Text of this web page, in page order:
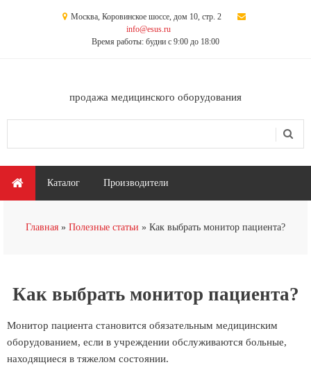
Москва, Коровинское шоссе, дом 10, стр. 2
info@esus.ru
Время работы: будни с 9:00 до 18:00
продажа медицинского оборудования
Главное меню
Каталог Производители
Главная Полезные статьи Как выбрать монитор пациента?
Как выбрать монитор пациента?
Монитор пациента становится обязательным медицинским
оборудованием, если в учреждении обслуживаются больные,
находящиеся в тяжелом состоянии.